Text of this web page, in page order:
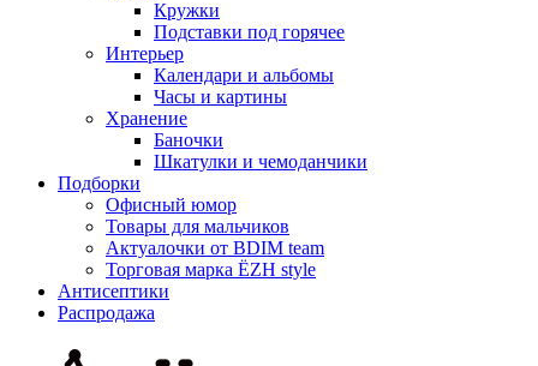
Кружки
Подставки под горячее
Интерьер
Календари и альбомы
Часы и картины
Хранение
Баночки
Шкатулки и чемоданчики
Подборки
Офисный юмор
Товары для мальчиков
Актуалочки от BDIM team
Торговая марка ЁZH style
Антисептики
Распродажа